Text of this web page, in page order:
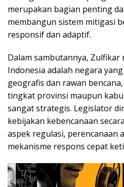
merupakan bagian penting
membangun sistem mitigasi
responsif dan adaptif.
Dalam sambutannya, Zulfikar
Indonesia adalah negara
geografis dan rawan
tingkat provinsi maupun
sangat strategis. Legislator
kebijakan kebencanaan
aspek regulasi, perencanaan
mekanisme respons cepat